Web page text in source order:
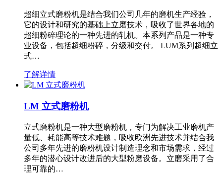
超细立式磨粉机是结合我们公司几年的磨机生产经验，
它的设计和研究的基础上立磨技术，吸收了世界各地的
超细粉碎理论的一种先进的轧机。本系列产品是一种专
业设备，包括超细粉碎，分级和交付。 LUM系列超细立
式…
了解详情
LM 立式磨粉机
立式磨粉机是一种大型磨粉机，专门为解决工业磨机产
量低、耗能高等技术难题，吸收欧洲先进技术并结合我
公司多年先进的磨粉机设计制造理念和市场需求，经过
多年的潜心设计改进后的大型粉磨设备。立磨采用了合
理可靠的…